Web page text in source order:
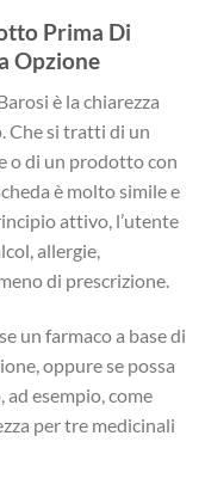
Prima Di
Opzione
è la chiarezza
Che si tratti di un
o di un prodotto con
è molto simile e
attivo, l’utente
allergie,
di prescrizione.
un farmaco a base di
oppure se possa
ad esempio, come
per tre medicinali